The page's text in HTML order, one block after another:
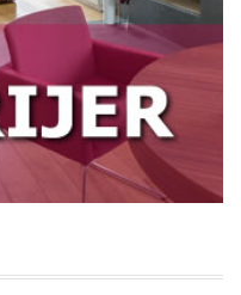
dugoročne obaveze
važan na